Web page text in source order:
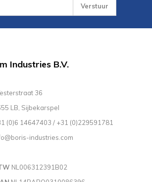
Verstuur
Industries B.V.
36
LB, Sijbekarspel
(0)6 14647403 / +31 (0)229591781
industries.com
NL006312391B02